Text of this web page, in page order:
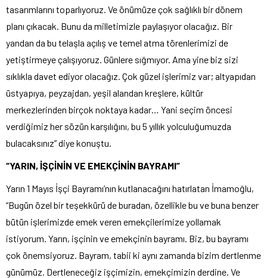
tasarımlarını toparlıyoruz. Ve önümüze çok sağlıklı bir dönem
planı çıkacak. Bunu da milletimizle paylaşıyor olacağız. Bir
yandan da bu telaşla açılış ve temel atma törenlerimizi de
yetiştirmeye çalışıyoruz. Günlere sığmıyor. Ama yine biz sizi
sıklıkla davet ediyor olacağız. Çok güzel işlerimiz var; altyapıdan
üstyapıya, peyzajdan, yeşil alandan kreşlere, kültür
merkezlerinden birçok noktaya kadar… Yani seçim öncesi
verdiğimiz her sözün karşılığını, bu 5 yıllık yolculuğumuzda
bulacaksınız” diye konuştu.
“YARIN, İŞÇİNİN VE EMEKÇİNİN BAYRAMI”
Yarın 1 Mayıs İşçi Bayramı’nın kutlanacağını hatırlatan İmamoğlu,
“Bugün özel bir teşekkürü de buradan, özellikle bu ve buna benzer
bütün işlerimizde emek veren emekçilerimize yollamak
istiyorum. Yarın, işçinin ve emekçinin bayramı. Biz, bu bayramı
çok önemsiyoruz. Bayram, tabii ki aynı zamanda bizim dertlenme
günümüz. Dertleneceğiz işçimizin, emekçimizin derdine. Ve